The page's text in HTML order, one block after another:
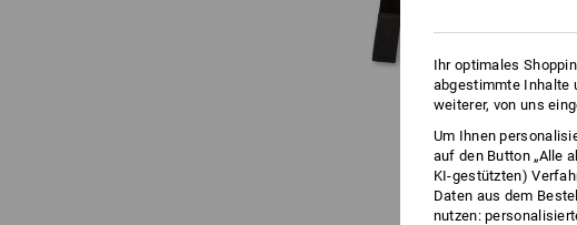
Ihr optimales
abgestimmte Inhalte
weiterer, von uns
Um Ihnen
auf den Button „Alle
KI-gestützten)
Daten aus dem
nutzen: